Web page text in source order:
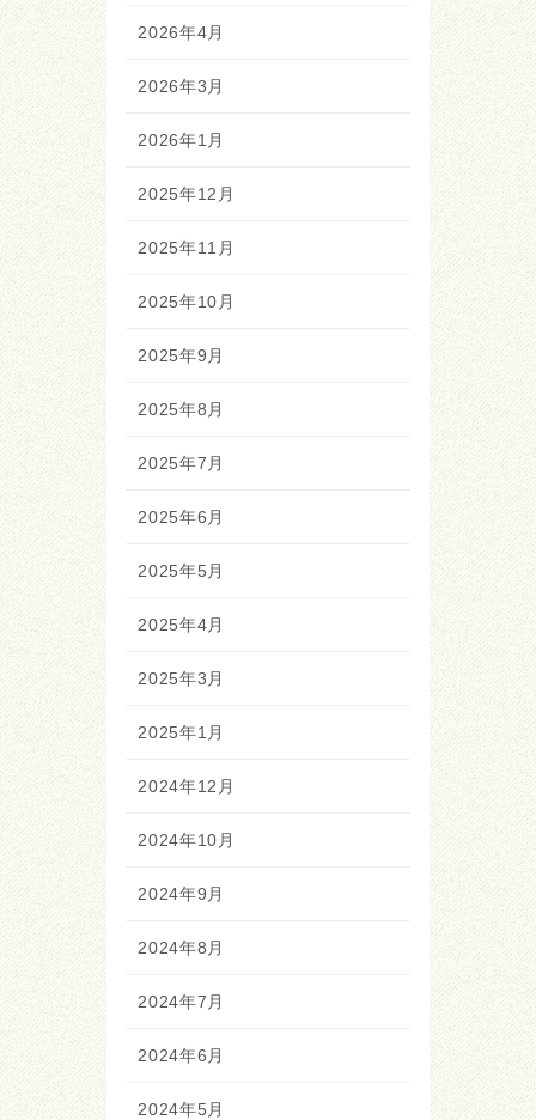
2026年4月
2026年3月
2026年1月
2025年12月
2025年11月
2025年10月
2025年9月
2025年8月
2025年7月
2025年6月
2025年5月
2025年4月
2025年3月
2025年1月
2024年12月
2024年10月
2024年9月
2024年8月
2024年7月
2024年6月
2024年5月